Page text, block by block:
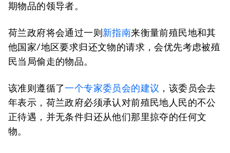
期物品的领导者。
荷兰政府将会通过一则 新指南来衡量前殖民地和其
他国家/地区要求归还文物的请求，会优先考虑被殖
民当局偷走的物品。
该准则遵循了一个专家委员会的建议 ，该委员会去
年表示，荷兰政府必须承认对前殖民地人民的不公
正待遇，并无条件归还从他们那里掠夺的任何文
物。